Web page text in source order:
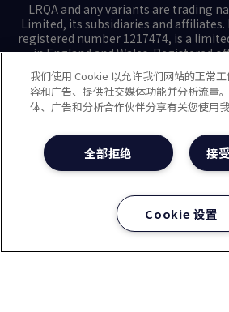
LRQA and any variants are trading
Limited, its subsidiaries and affiliates.
registered number 1217474, is a
in England and Wales. Registered
Bickenhill Lane, Birmingham B37
Limited.
治理方针(英文)沪ICP备2023029947号-
沪公网安备31010102008508号
我们使用 Cookie 以允许我们网站的正常
容和广告、提供社交媒体功能并分析流量
体、广告和分析合作伙伴分享有关您使用我
接
全部拒绝
Cookie 设置